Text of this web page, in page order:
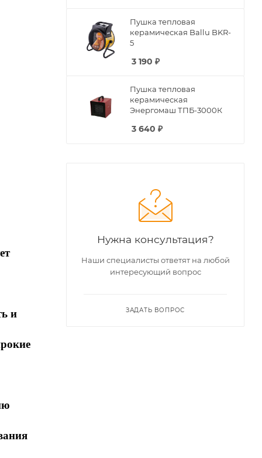
и
Пушка тепловая
керамическая Ballu BKR-
5
3 190 ₽
Пушка тепловая
керамическая
Энергомаш ТПБ-3000К
3 640 ₽
Нужна консультация?
Наши специалисты ответят на любой
интересующий вопрос
ЗАДАТЬ ВОПРОС